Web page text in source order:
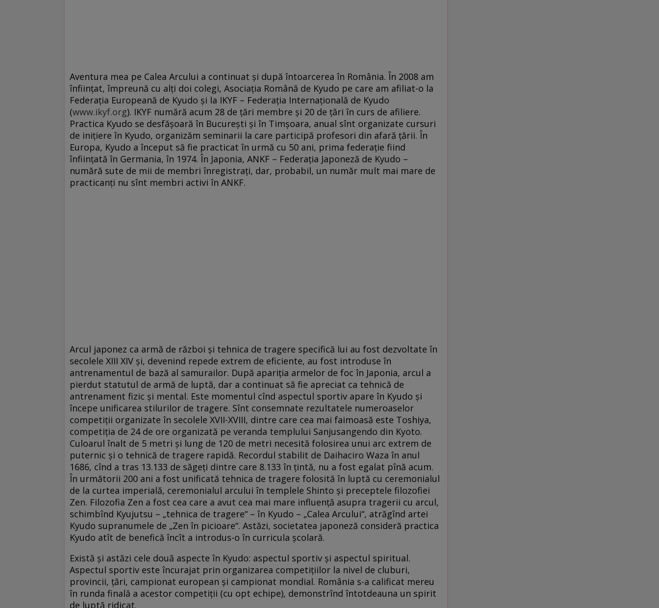
Aventura mea pe Calea Arcului a continuat și după întoarcerea în România. În 2008 am
înființat, împreună cu alți doi colegi, Asociația Română de Kyudo pe care am afiliat-o la
Federația Europeană de Kyudo și la IKYF – Federația Internațională de Kyudo
(www.ikyf.org). IKYF numără acum 28 de țări membre și 20 de țări în curs de afiliere.
Practica Kyudo se desfășoară în București și în Timșoara, anual sînt organizate cursuri
de inițiere în Kyudo, organizăm seminarii la care participă profesori din afară țării. În
Europa, Kyudo a început să fie practicat în urmă cu 50 ani, prima federație fiind
înființată în Germania, în 1974. În Japonia, ANKF – Federația Japoneză de Kyudo –
numără sute de mii de membri înregistrați, dar, probabil, un număr mult mai mare de
practicanți nu sînt membri activi în ANKF.
Arcul japonez ca armă de război și tehnica de tragere specifică lui au fost dezvoltate în
secolele XIII XIV și, devenind repede extrem de eficiente, au fost introduse în
antrenamentul de bază al samurailor. După apariția armelor de foc în Japonia, arcul a
pierdut statutul de armă de luptă, dar a continuat să fie apreciat ca tehnică de
antrenament fizic și mental. Este momentul cînd aspectul sportiv apare în Kyudo și
începe unificarea stilurilor de tragere. Sînt consemnate rezultatele numeroaselor
competiții organizate în secolele XVII-XVIII, dintre care cea mai faimoasă este Toshiya,
competiția de 24 de ore organizată pe veranda templului Sanjusangendo din Kyoto.
Culoarul înalt de 5 metri și lung de 120 de metri necesită folosirea unui arc extrem de
puternic și o tehnică de tragere rapidă. Recordul stabilit de Daihaciro Waza în anul
1686, cînd a tras 13.133 de săgeți dintre care 8.133 în țintă, nu a fost egalat pînă acum.
În următorii 200 ani a fost unificată tehnica de tragere folosită în luptă cu ceremonialul
de la curtea imperială, ceremonialul arcului în templele Shinto și preceptele filozofiei
Zen. Filozofia Zen a fost cea care a avut cea mai mare influență asupra tragerii cu arcul,
schimbînd Kyujutsu – „tehnica de tragere“ – în Kyudo – „Calea Arcului“, atrăgînd artei
Kyudo supranumele de „Zen în picioare“. Astăzi, societatea japoneză consideră practica
Kyudo atît de benefică încît a introdus-o în curricula școlară.
Există și astăzi cele două aspecte în Kyudo: aspectul sportiv și aspectul spiritual.
Aspectul sportiv este încurajat prin organizarea competițiilor la nivel de cluburi,
provincii, țări, campionat european și campionat mondial. România s-a calificat mereu
în runda finală a acestor competiții (cu opt echipe), demonstrînd întotdeauna un spirit
de luptă ridicat.